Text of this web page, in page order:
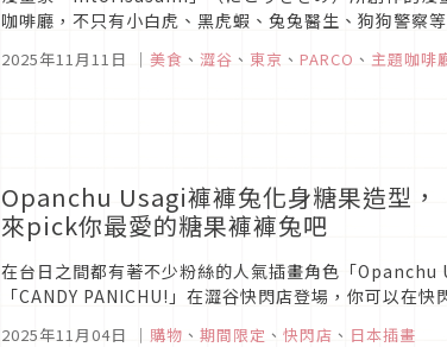
咖啡廳，不只有小白虎、黑虎蝦、兔兔醫生、狗狗警察
2025年11月11日 ｜ 美食 、 澀谷 、 東京 、 PARCO 、 主題咖啡
Opanchu Usagi褲褲兔化身糖果造型，
來pick你最愛的糖果褲褲兔吧
在台日之間都有著不少粉絲的人氣插畫角色「
「CANDY PANICHU!」在澀谷快閃店登場，你可以在
2025年11月04日 ｜ 購物 、 期間限定 、 快閃店 、 日本插畫